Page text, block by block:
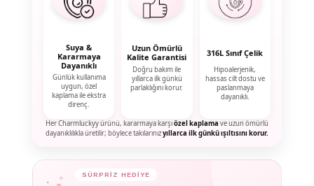
Suya &
Kararmaya
Dayanıklı
Günlük kullanıma
uygun, özel
kaplama ile ekstra
direnç.
Uzun Ömürlü
Kalite Garantisi
Doğru bakım ile
yıllarca ilk günkü
parlaklığını korur.
316L Sınıf Çelik
Hipoalerjenik,
hassas cilt dostu ve
paslanmaya
dayanıklı.
Her Charmluckyy ürünü, kararmaya karşıözel kaplama ve uzun ömürlü
dayanıklılıkla üretilir; böylece takılarınızyıllarca ilk günkü ışıltısını korur.
✦ SÜRPRİZ HEDİYE